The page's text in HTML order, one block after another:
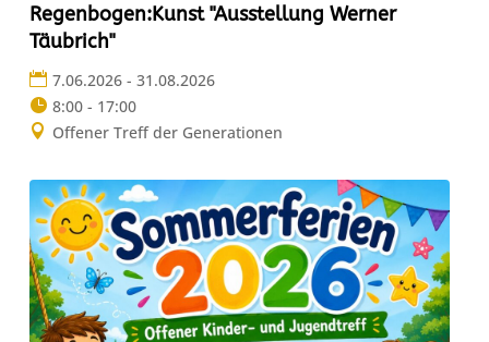
Regenbogen:Kunst "Ausstellung Werner
Täubrich"
7.06.2026 - 31.08.2026
8:00 - 17:00
Offener Treff der Generationen